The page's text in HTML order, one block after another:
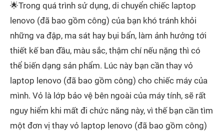
🌟Trong quá trình sử dụng, di chuyển chiếc laptop
lenovo (đã bao gồm công) của bạn khó tránh khỏi
những va đập, ma sát hay bụi bẩn, làm ảnh hưởng tới
thiết kế ban đầu, màu sắc, thậm chí nếu nặng thì có
thể biến dạng sản phẩm. Lúc này bạn cần thay vỏ
laptop lenovo (đã bao gồm công) cho chiếc máy của
mình. Vỏ là lớp bảo vệ bên ngoài của máy tính, sẽ rất
nguy hiểm khi mất đi chức năng này, vì thế bạn cần tìm
một đơn vị thay vỏ laptop lenovo (đã bao gồm công)